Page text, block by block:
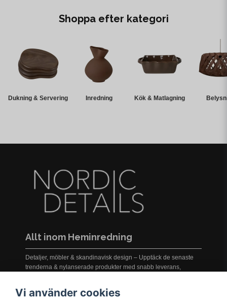
Shoppa efter kategori
Dukning & Servering Inredning Kök & Matlagning
Allt inom Heminredning
Detaljer, möbler & skandinavisk design – Upptäck de senaste
trenderna & nylanserade produkter med snabb leverans,
Vi använder cookies